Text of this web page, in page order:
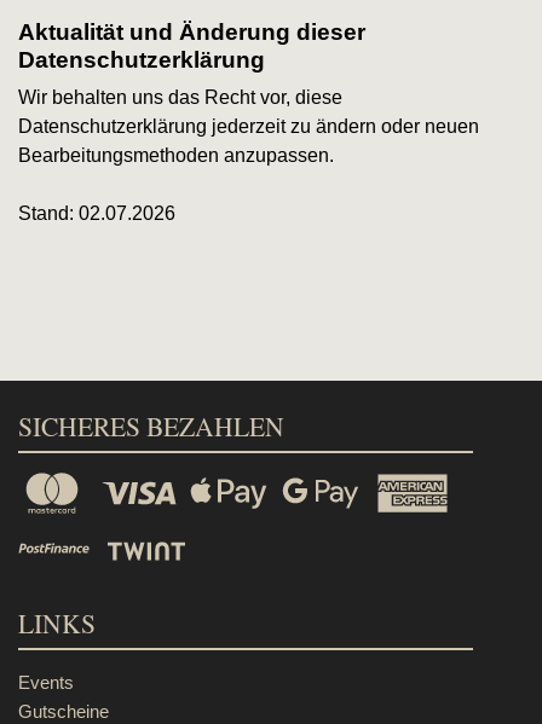
Aktualität und Änderung dieser
Datenschutzerklärung
Wir behalten uns das Recht vor, diese
Datenschutzerklärung jederzeit zu ändern oder neuen
Bearbeitungsmethoden anzupassen.
Stand: 02.07.2026
SICHERES BEZAHLEN
LINKS
Events
Gutscheine